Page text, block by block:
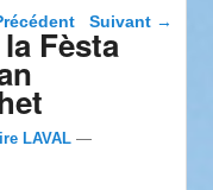
Navigation dans les
articles
Suivant →
Fèsta
LAVAL —